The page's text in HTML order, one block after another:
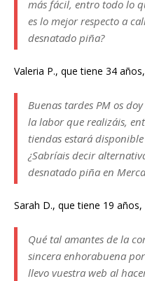
más fácil, entro todo lo
es lo mejor respecto a
desnatado piña?
Valeria P., que tiene 34
Buenas tardes PM os
la labor que realizáis,
tiendas estará
¿Sabríais decir
desnatado piña en
Sarah D., que tiene 19
Qué tal amantes de la
sincera enhorabuena
llevo vuestra web al